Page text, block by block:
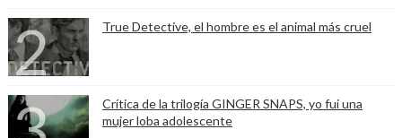
True Detective, el hombre es el animal más cruel
Crítica de la trilogía GINGER SNAPS, yo fui una
mujer loba adolescente